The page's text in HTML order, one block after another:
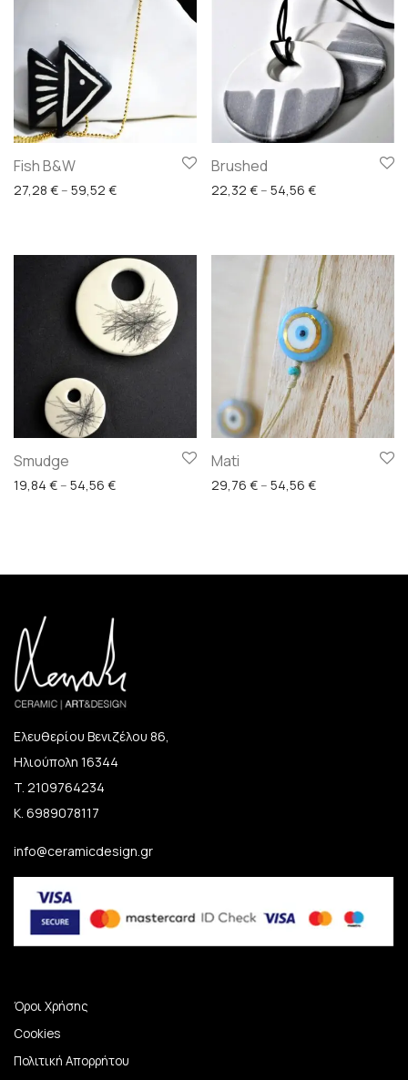
Fish B&W
27,28 € – 59,52 €Price range: 27,28 € through 59,52 €
Brushed
22,32 € – 54,56 €Price range:
Smudge
19,84 € – 54,56 €Price range: 19,84 € through 54,56 €
Mati
29,76 € – 54,56 €Price range:
Ελευθερίου Βενιζέλου 86,
Ηλιούπολη 16344
T. 2109764234
K. 6989078117
info@ceramicdesign.gr
Όροι Χρήσης
Cookies
Πολιτική Απορρήτου